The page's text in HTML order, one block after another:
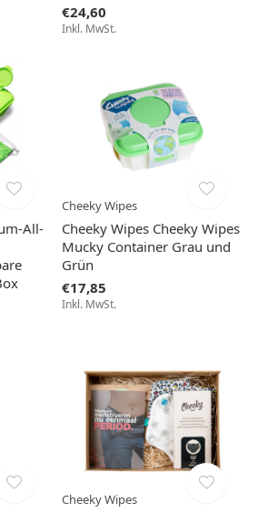
€24,60
Inkl. MwSt.
All-
Cheeky Wipes
Cheeky Wipes Cheeky Wipes
Mucky Container Grau und
Grün
€17,85
Inkl. MwSt.
Cheeky Wipes